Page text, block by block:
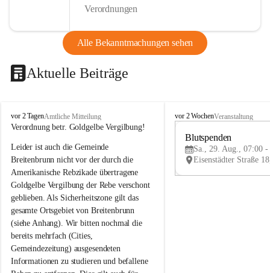
Verordnungen
Alle Bekanntmachungen sehen
Aktuelle Beiträge
B
r
i
t
e
n
b
r
u
n
n
a
m
N
vor 2 TagenAmtliche Mitteilung
Verordnung betr. Goldgelbe Vergilbung!
Leider ist auch die Gemeinde
Breitenbrunn nicht vor der durch die
Amerikanische Rebzikade übertragene
Goldgelbe Vergilbung der Rebe verschont
geblieben. Als Sicherheitszone gilt das
gesamte Ortsgebiet von Breitenbrunn
(siehe Anhang). Wir bitten nochmal die
bereits mehrfach (Cities,
Gemeindezeitung) ausgesendeten
Informationen zu studieren und befallene
B
e
vor 2 WochenVeranstaltung
Blutspenden
Sa., 29. Aug., 07:00 -